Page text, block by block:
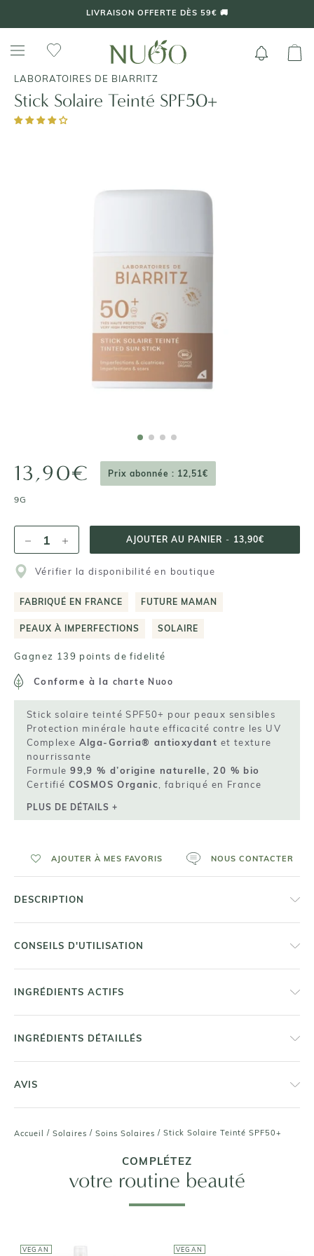
LIVRAISON OFFERTE DÈS 59€ 🚚
Accueil / Solaires / Soins Solaires / Stick Solaire Teinté SPF50+
LABORATOIRES DE BIARRITZ
Stick Solaire Teinté SPF50+
13,90€ Prix abonnée : 12,51€
9G
AJOUTER AU PANIER - 13,90€
Vérifier la disponibilité en boutique
FABRIQUÉ EN FRANCE FUTURE MAMAN
PEAUX À IMPERFECTIONS SOLAIRE
Gagnez 139 points de fidelité
Conforme à la charte Nuoo
Stick solaire teinté SPF50+ pour peaux sensibles
Protection minérale haute efficacité contre les UV
Complexe Alga-Gorria® antioxydant et texture
nourrissante
Formule99,9 % d’origine naturelle, 20 % bio
Certifié COSMOS Organic , fabriqué en France
PLUS DE DÉTAILS +
AJOUTER À MES FAVORIS NOUS CONTACTER
DESCRIPTION
CONSEILS D'UTILISATION
INGRÉDIENTS ACTIFS
INGRÉDIENTS DÉTAILLÉS
AVIS
COMPLÉTEZ
votre routine beauté
VEGAN VEGAN